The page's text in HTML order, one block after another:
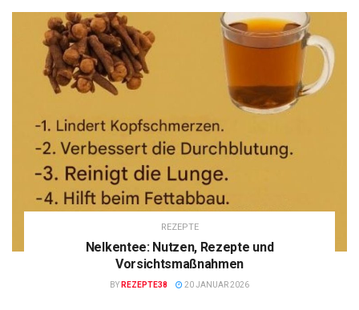
REZEPTE
Nelkentee: Nutzen, Rezepte und
Vorsichtsmaßnahmen
BY REZEPTE38 20 JANUAR 2026